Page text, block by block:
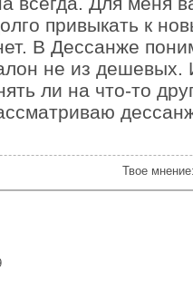
привыкать к
В Дессанже
не из дешевых.
ли на что-то
Твое